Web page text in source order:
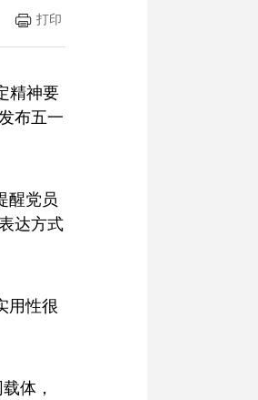
打印
精神要
布五一
醒党员
达方式
用性很
体，